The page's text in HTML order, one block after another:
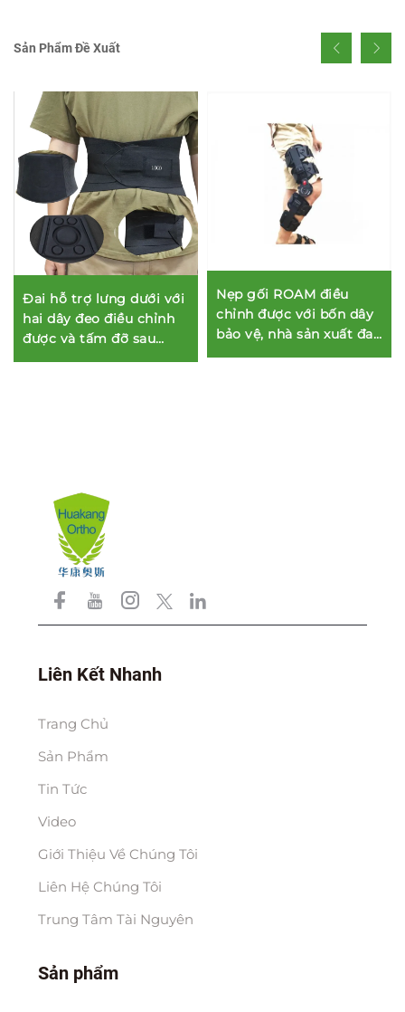
Sản Phẩm Đề Xuất
Đai hỗ trợ lưng dưới với
hai dây đeo điều chỉnh
được và tấm đỡ sau
lưng
Nẹp gối ROAM điều
chỉnh được với bốn dây
bảo vệ, nhà sản xuất đai
chỉnh hình tùy chỉnh
Liên Kết Nhanh
Trang Chủ
Sản Phẩm
Tin Tức
Video
Giới Thiệu Về Chúng Tôi
Liên Hệ Chúng Tôi
Trung Tâm Tài Nguyên
Sản phẩm